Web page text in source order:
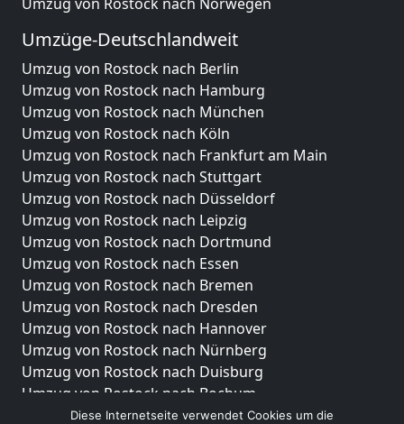
Umzüge-Deutschlandweit
Umzug von Rostock nach Berlin
Umzug von Rostock nach Hamburg
Umzug von Rostock nach München
Umzug von Rostock nach Köln
Umzug von Rostock nach Frankfurt am Main
Umzug von Rostock nach Stuttgart
Umzug von Rostock nach Düsseldorf
Umzug von Rostock nach Leipzig
Umzug von Rostock nach Dortmund
Umzug von Rostock nach Essen
Umzug von Rostock nach Bremen
Umzug von Rostock nach Dresden
Umzug von Rostock nach Hannover
Umzug von Rostock nach Nürnberg
Umzug von Rostock nach Duisburg
Umzug von Rostock nach Bochum
Umzug von Rostock nach Wuppertal
Diese Internetseite verwendet Cookies um die